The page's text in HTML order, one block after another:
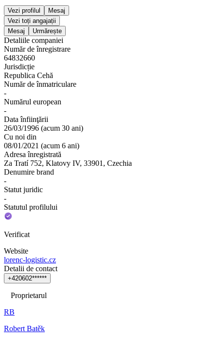
Vezi profilul
Mesaj
Vezi toți angajații
Mesaj
Urmărește
Detaliile companiei
Număr de înregistrare
64832660
Jurisdicție
Republica Cehă
Număr de înmatriculare
-
Numărul european
-
Data înfiinţării
26/03/1996 (acum 30 ani)
Cu noi din
08/01/2021 (acum 6 ani)
Adresa înregistrată
Za Tratí 752, Klatovy IV, 33901, Czechia
Denumire brand
-
Statut juridic
-
Statutul profilului
Verificat
Website
lorenc-logistic.cz
Detalii de contact
+420602******
Proprietarul
RB
Robert Batěk